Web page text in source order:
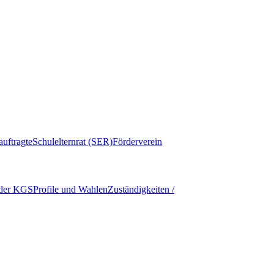
Schulelternrat (SER)Förderverein
KGSProfile und WahlenZuständigkeiten /